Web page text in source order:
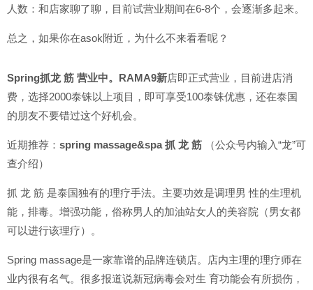
人数：和店家聊了聊，目前试营业期间在6-8个，会逐渐多起来。
总之，如果你在asok附近，为什么不来看看呢？
Spring抓龙 筋 营业中。 RAMA9新店即正式营业，目前进店消
费，选择2000泰铢以上项目，即可享受100泰铢优惠，还在泰国
的朋友不要错过这个好机会。
近期推荐： spring massage&spa 抓 龙 筋
（公众号内输入“龙”可
查介绍）
抓 龙 筋 是泰国独有的理疗手法。主要功效是调理男 性的生理机
能，排毒。增强功能，俗称男人的加油站女人的美容院（男女都
可以进行该理疗）。
Spring massage是一家靠谱的品牌连锁店。店内主理的理疗师在
业内很有名气。很多报道说新冠病毒会对生 育功能会有所损伤，